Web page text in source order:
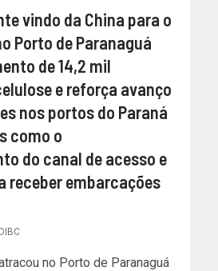
vindo da China para o
Porto de Paranaguá
de 14,2 mil
e reforça avanço
nos portos do Paraná
como o
do canal de acesso e
receber embarcações
no Porto de Paranaguá